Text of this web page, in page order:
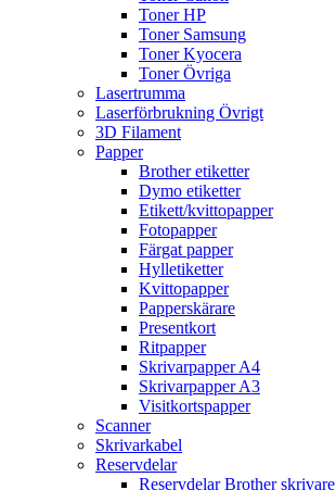
Toner HP
Toner Samsung
Toner Kyocera
Toner Övriga
Lasertrumma
Laserförbrukning Övrigt
3D Filament
Papper
Brother etiketter
Dymo etiketter
Etikett/kvittopapper
Fotopapper
Färgat papper
Hylletiketter
Kvittopapper
Papperskärare
Presentkort
Ritpapper
Skrivarpapper A4
Skrivarpapper A3
Visitkortspapper
Scanner
Skrivarkabel
Reservdelar
Reservdelar Brother skrivare